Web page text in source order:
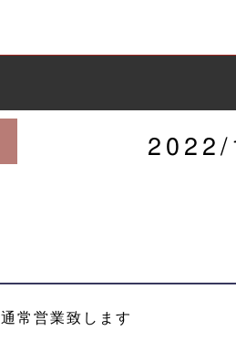
常営業致します